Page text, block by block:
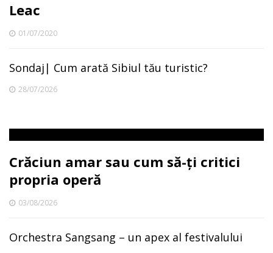
Leac
01/07/2020
Sondaj| Cum arată Sibiul tău turistic?
28/07/2026
Crăciun amar sau cum să-ți critici
propria operă
03/08/2026
Orchestra Sangsang – un apex al festivalului